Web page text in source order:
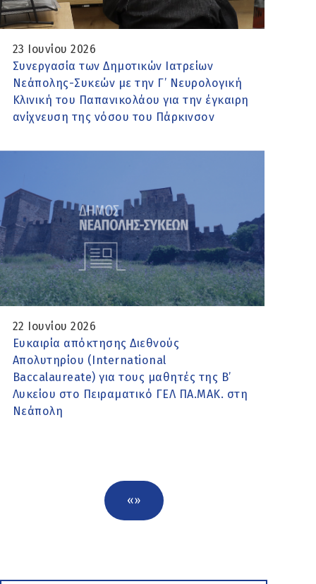
23 Ιουνίου 2026
Συνεργασία των Δημοτικών Ιατρείων
Νεάπολης-Συκεών με την Γ’ Νευρολογική
Κλινική του Παπανικολάου για την έγκαιρη
ανίχνευση της νόσου του Πάρκινσον
22 Ιουνίου 2026
Ευκαιρία απόκτησης Διεθνούς
Απολυτηρίου (International
Baccalaureate) για τους μαθητές της Β’
Λυκείου στο Πειραματικό ΓΕΛ ΠΑ.ΜΑΚ. στη
Νεάπολη
«»